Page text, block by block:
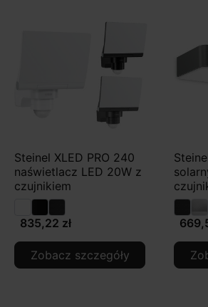
Steinel XLED PRO 240
naświetlacz LED 20W z
czujnikiem
835,22 zł
Zobacz szczegóły